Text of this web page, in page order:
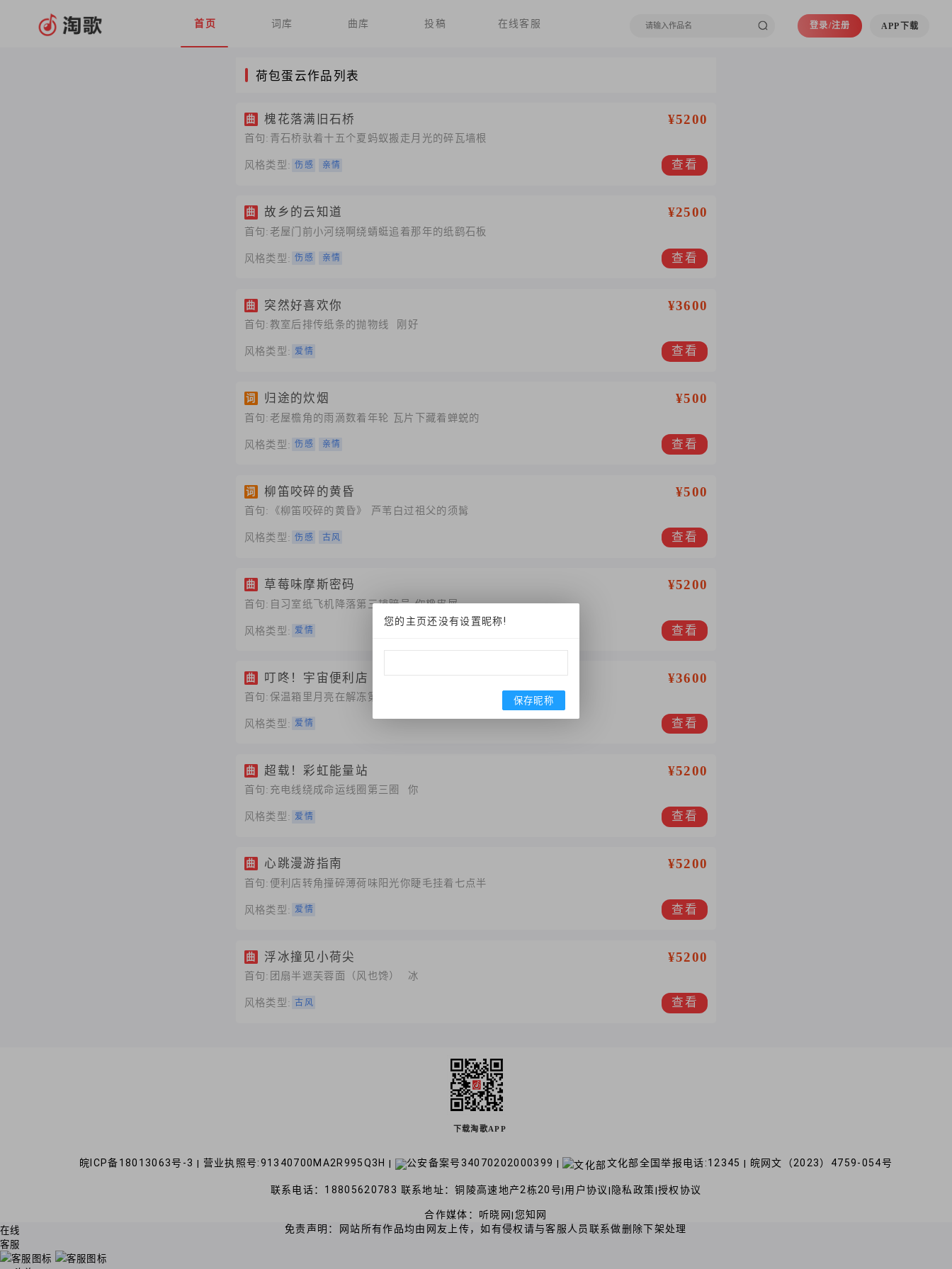
首页 词库 曲库 投稿 在线客服 登录/注册 APP下载
荷包蛋云作品列表
曲 槐花落满旧石桥 ¥5200
首句:青石桥驮着十五个夏蚂蚁搬走月光的碎瓦墙根
风格类型: 伤感 亲情 查看
曲 故乡的云知道 ¥2500
首句:老屋门前小河绕啊绕蜻蜓追着那年的纸鹞石板
风格类型: 伤感 亲情 查看
曲 突然好喜欢你 ¥3600
首句:教室后排传纸条的抛物线 刚好
风格类型: 爱情 查看
词 归途的炊烟 ¥500
首句:老屋檐角的雨滴数着年轮 瓦片下藏着蝉蜕的
风格类型: 伤感 亲情 查看
词 柳笛咬碎的黄昏 ¥500
首句:《柳笛咬碎的黄昏》 芦苇白过祖父的须髯
风格类型: 伤感 古风 查看
曲 草莓味摩斯密码 ¥5200
首句:自习室纸飞机降落第三排暗号 你橡皮屑
风格类型: 爱情 查看
曲 叮咚！宇宙便利店 ¥3600
首句:保温箱里月亮在解冻第23分钟 你发梢
风格类型: 爱情 查看
曲 超载！彩虹能量站 ¥5200
首句:充电线绕成命运线圈第三圈 你
风格类型: 爱情 查看
曲 心跳漫游指南 ¥5200
首句:便利店转角撞碎薄荷味阳光你睫毛挂着七点半
风格类型: 爱情 查看
曲 浮冰撞见小荷尖 ¥5200
首句:团扇半遮芙蓉面（风也馋） 冰
风格类型: 古风 查看
下载淘歌APP
皖ICP备18013063号-3 | 营业执照号:91340700MA2R995Q3H | 公安备案号34070202000399 | 文化部全国举报电话:12345 | 皖网文（2023）4759-054号
联系电话：18805620783 联系地址：铜陵高速地产2栋20号| 用户协议 | 隐私政策|授权协议
合作媒体： 听晓网| 您知网
免责声明：网站所有作品均由网友上传，如有侵权请与客服人员联系做删除下架处理
在线
客服
您的主页还没有设置昵称!
保存昵称